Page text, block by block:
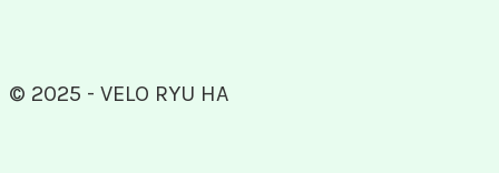
© 2025 - VELO RYU HA